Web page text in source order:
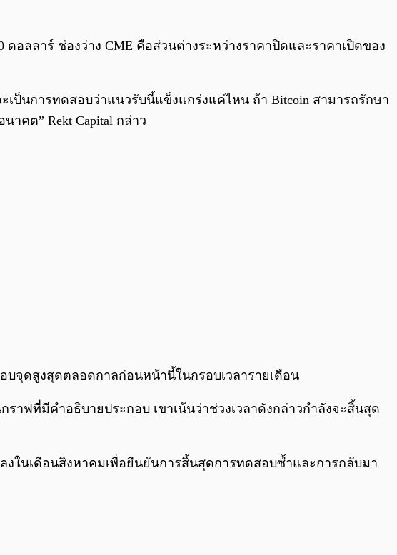
อลลาร์ ช่องว่าง CME คือส่วนต่างระหว่างราคาปิดและราคาเปิดของ
ป็นการทดสอบว่าแนวรับนี้แข็งแกร่งแค่ไหน ถ้า Bitcoin สามารถรักษา
าคต” Rekt Capital กล่าว
บจุดสูงสุดตลอดกาลก่อนหน้านี้ในกรอบเวลารายเดือน
ราฟที่มีคำอธิบายประกอบ เขาเน้นว่าช่วงเวลาดังกล่าวกำลังจะสิ้นสุด
ในเดือนสิงหาคมเพื่อยืนยันการสิ้นสุดการทดสอบซ้ำและการกลับมา